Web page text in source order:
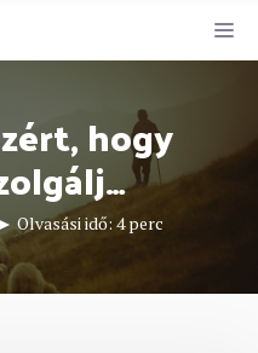
hogy
► Olvasási idő: 4 perc